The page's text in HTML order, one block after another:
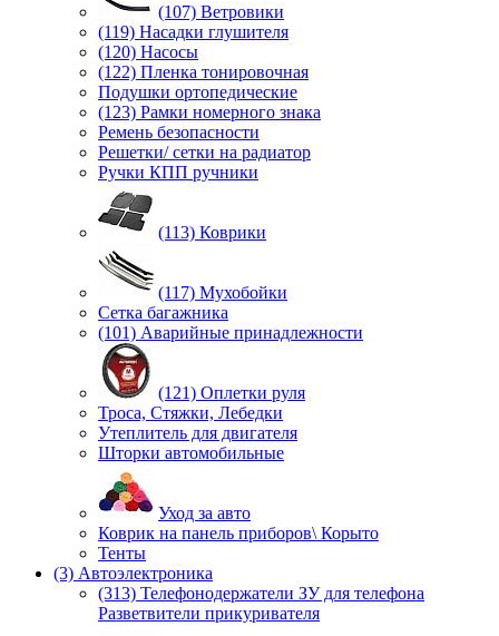
(107) Ветровики
(119) Насадки глушителя
(120) Насосы
(122) Пленка тонировочная
Подушки ортопедические
(123) Рамки номерного знака
Ремень безопасности
Решетки/ сетки на радиатор
Ручки КПП ручники
(113) Коврики
(117) Мухобойки
Сетка багажника
(101) Аварийные принадлежности
(121) Оплетки руля
Троса, Стяжки, Лебедки
Утеплитель для двигателя
Шторки автомобильные
Уход за авто
Коврик на панель приборов\ Корыто
Тенты
(3) Автоэлектроника
(313) Телефонодержатели ЗУ для телефона
Разветвители прикуривателя